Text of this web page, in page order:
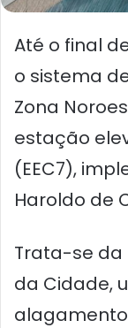
Até o final
o sistema
Zona
estação
(EEC7),
Haroldo de
Trata-se
da Cidade,